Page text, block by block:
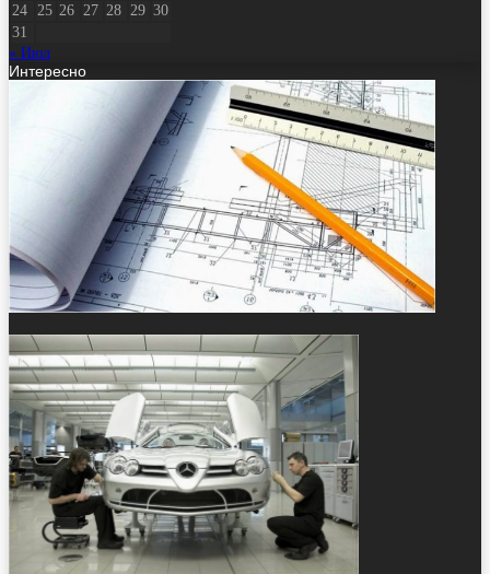
24
25 26 27 28 29 30
31
« Июл
Интересно